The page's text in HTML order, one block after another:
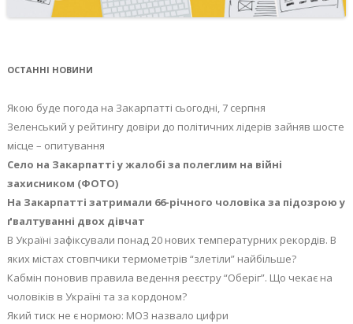
ОСТАННІ НОВИНИ
Якою буде погода на Закарпатті сьогодні, 7 серпня
Зеленський у рейтингу довіри до політичних лідерів зайняв шосте
місце – опитування
Село на Закарпатті у жалобі за полеглим на війні
захисником (ФОТО)
На Закарпатті затримали 66-річного чоловіка за підозрою у
ґвалтуванні двох дівчат
В Україні зафіксували понад 20 нових температурних рекордів. В
яких містах стовпчики термометрів “злетіли” найбільше?
Кабмін поновив правила ведення реєстру “Оберіг”. Що чекає на
чоловіків в Україні та за кордоном?
Який тиск не є нормою: МОЗ назвало цифри